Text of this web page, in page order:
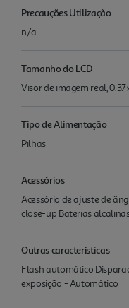
Precauções Utilização
n/a
Tamanho do LCD
Visor de imagem real,
Tipo de Alimentação
Pilhas
Acessórios
Acessório de ajuste de
close-up Baterias
Outras características
Flash automático
exposição - Automático